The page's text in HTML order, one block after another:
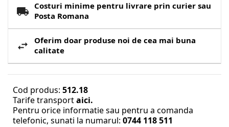
Costuri minime pentru livrare prin curier sau
Posta Romana
Oferim doar produse noi de cea mai buna
calitate
Cod produs: 512.18
Tarife transportaici.
Pentru orice informatie sau pentru a comanda
telefonic, sunati la numarul: 0744 118 511